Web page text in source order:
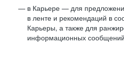
в Карьере — для
в ленте и рекомендаций в
Карьеры, а также для
информационных